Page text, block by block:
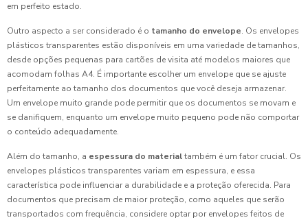
em perfeito estado.
Outro aspecto a ser considerado é o tamanho do envelope. Os envelopes
plásticos transparentes estão disponíveis em uma variedade de tamanhos,
desde opções pequenas para cartões de visita até modelos maiores que
acomodam folhas A4. É importante escolher um envelope que se ajuste
perfeitamente ao tamanho dos documentos que você deseja armazenar.
Um envelope muito grande pode permitir que os documentos se movam e
se danifiquem, enquanto um envelope muito pequeno pode não comportar
o conteúdo adequadamente.
Além do tamanho, a espessura do materialtambém é um fator crucial. Os
envelopes plásticos transparentes variam em espessura, e essa
característica pode influenciar a durabilidade e a proteção oferecida. Para
documentos que precisam de maior proteção, como aqueles que serão
transportados com frequência, considere optar por envelopes feitos de